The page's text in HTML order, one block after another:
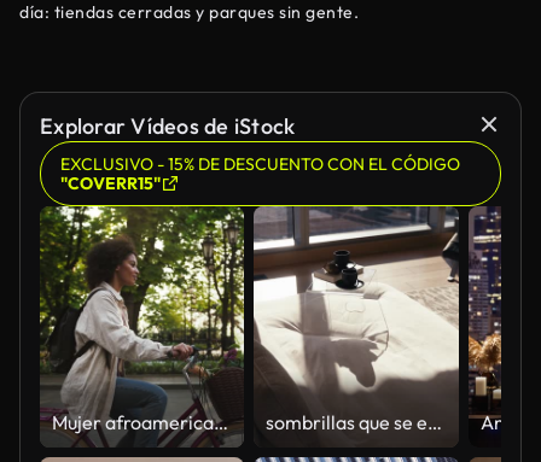
día: tiendas cerradas y parques sin gente.
Explorar Vídeos de iStock
EXCLUSIVO - 15% DE DESCUENTO CON EL CÓDIGO
"COVERR15"
Mujer afroamericana montando una bicicleta con flores y baguette en cesta por la avenida de la ciudad desierta junto a un callejón con árboles verdes. Cámara lenta sombrillas que se elevan para revelar una cama con ropa de cama blanca y una bandeja de noche que incluye 2 tazas de café y un libro en un dormitorio de lujo